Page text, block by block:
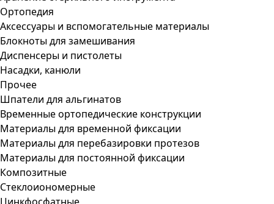
Ортопедия
Аксессуары и вспомогательные материалы
Блокноты для замешивания
Диспенсеры и пистолеты
Насадки, канюли
Прочее
Шпатели для альгинатов
Временные ортопедические конструкции
Материалы для временной фиксации
Материалы для перебазировки протезов
Материалы для постоянной фиксации
Композитные
Стеклоиономерные